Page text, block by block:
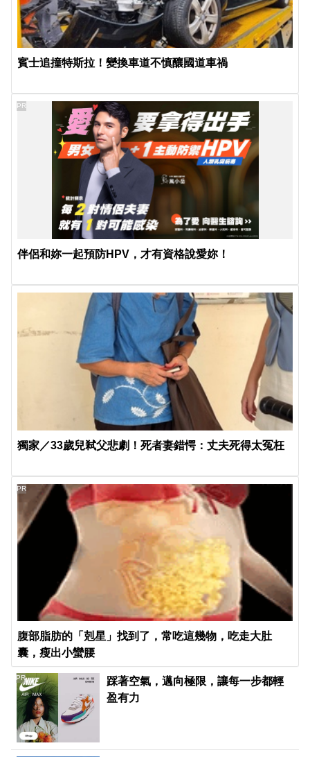
賓士追撞特斯拉！變換車道不慎釀國道車禍
伴侶和妳一起預防HPV，才有資格說愛妳！
PR
獨家／33歲兒弒父悲劇！死者妻錯愕：丈夫死得太冤枉
腹部脂肪的「剋星」找到了，常吃這幾物，吃走大肚
囊，瘦出小蠻腰
PR
踩著空氣，邁向極限，讓每一步都輕
盈有力
PR